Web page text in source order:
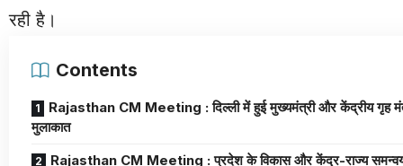
रही है।
Contents
Rajasthan CM Meeting : दिल्ली में हुई मुख्यमंत्री और केंद्रीय गृह
मुलाकात
Rajasthan CM Meeting : प्रदेश के विकास और केंद्र-राज्य समन्वय